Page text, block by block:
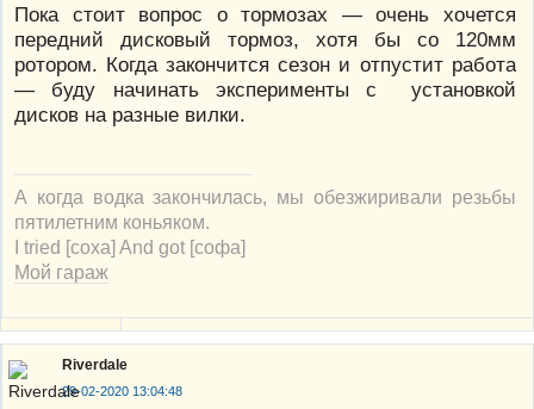
Пока стоит вопрос о тормозах — очень хочется
передний дисковый тормоз, хотя бы со 120мм
ротором. Когда закончится сезон и отпустит работа
— буду начинать эксперименты с установкой
дисков на разные вилки.
А когда водка закончилась, мы обезжиривали резьбы
пятилетним коньяком.
I tried [соха] And got [софа]
Мой гараж
Riverdale
29-02-2020 13:04:48